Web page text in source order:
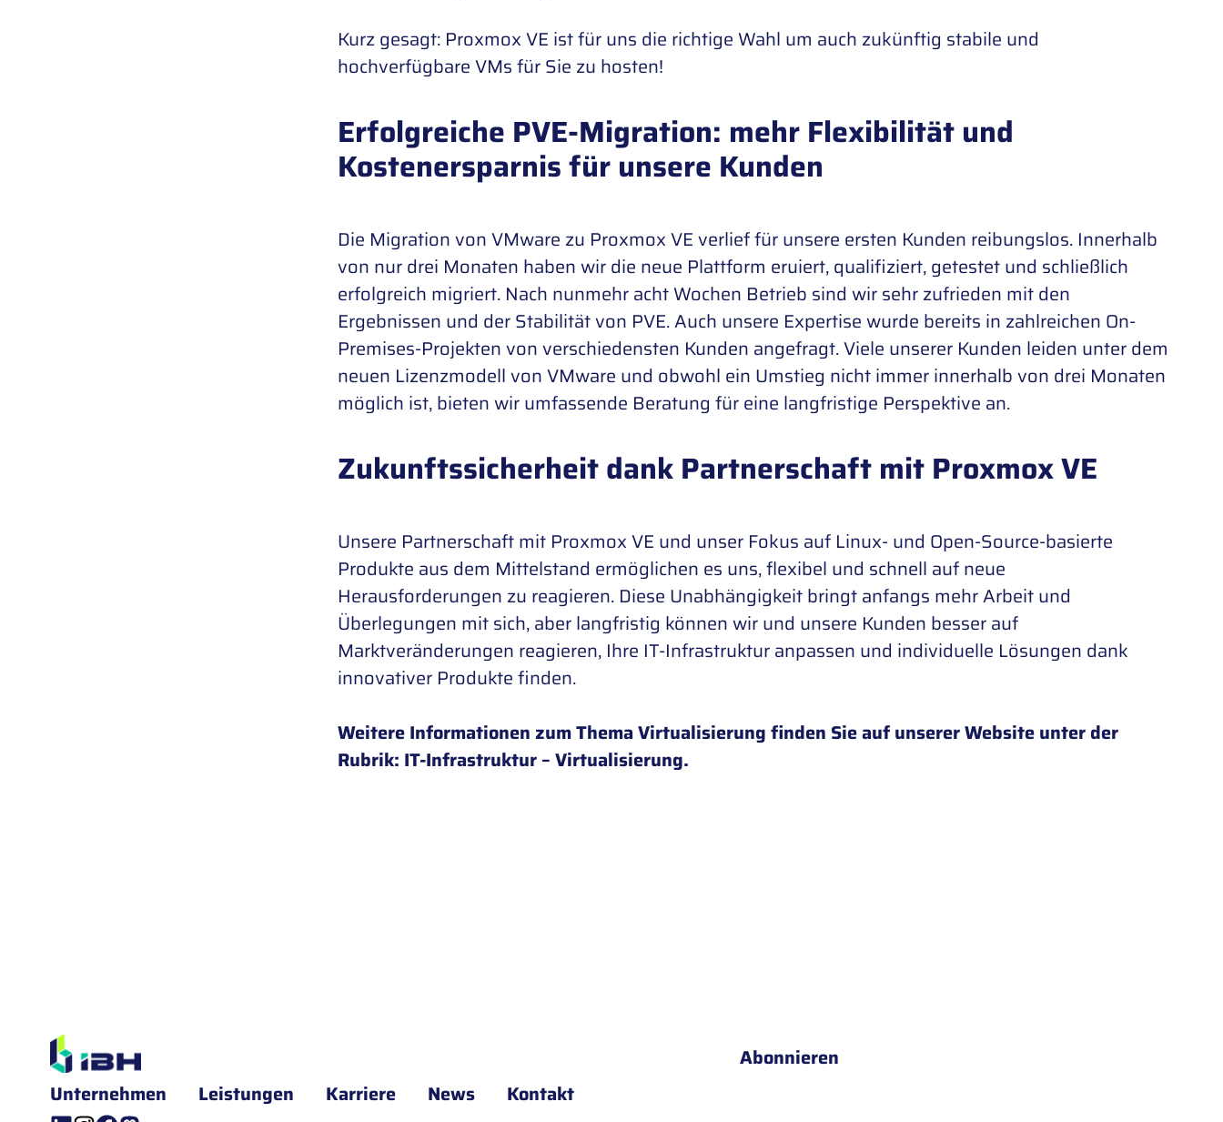
Kurz gesagt: Proxmox VE ist für uns die richtige Wahl um auch zukünftig stabile und
hochverfügbare VMs für Sie zu hosten!
Erfolgreiche PVE-Migration: mehr Flexibilität und
Kostenersparnis für unsere Kunden
Die Migration von VMware zu Proxmox VE verlief für unsere ersten Kunden reibungslos. Innerhalb
von nur drei Monaten haben wir die neue Plattform eruiert, qualifiziert, getestet und schließlich
erfolgreich migriert. Nach nunmehr acht Wochen Betrieb sind wir sehr zufrieden mit den
Ergebnissen und der Stabilität von PVE. Auch unsere Expertise wurde bereits in zahlreichen On-
Premises-Projekten von verschiedensten Kunden angefragt. Viele unserer Kunden leiden unter dem
neuen Lizenzmodell von VMware und obwohl ein Umstieg nicht immer innerhalb von drei Monaten
möglich ist, bieten wir umfassende Beratung für eine langfristige Perspektive an.
Zukunftssicherheit dank Partnerschaft mit Proxmox VE
Unsere Partnerschaft mit Proxmox VE und unser Fokus auf Linux- und Open-Source-basierte
Produkte aus dem Mittelstand ermöglichen es uns, flexibel und schnell auf neue
Herausforderungen zu reagieren. Diese Unabhängigkeit bringt anfangs mehr Arbeit und
Überlegungen mit sich, aber langfristig können wir und unsere Kunden besser auf
Marktveränderungen reagieren, Ihre IT-Infrastruktur anpassen und individuelle Lösungen dank
innovativer Produkte finden.
Weitere Informationen zum Thema Virtualisierung finden Sie auf unserer Website unter der
Rubrik: IT-Infrastruktur – Virtualisierung.
Unternehmen Leistungen Karriere News Kontakt
Abonnieren